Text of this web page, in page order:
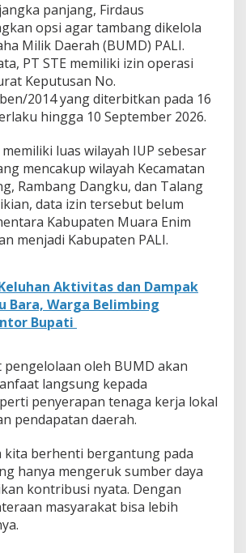
panjang, Firdaus
opsi agar tambang dikelola
Milik Daerah (BUMD) PALI.
PT STE memiliki izin operasi
Keputusan No.
2014 yang diterbitkan pada 16
hingga 10 September 2026.
luas wilayah IUP sebesar
mencakup wilayah Kecamatan
Rambang Dangku, dan Talang
data izin tersebut belum
Kabupaten Muara Enim
menjadi Kabupaten PALI.
Aktivitas dan Dampak
Bara, Warga Belimbing
Bupati
oleh BUMD akan
langsung kepada
penyerapan tenaga kerja lokal
pendapatan daerah.
kita berhenti bergantung pada
hanya mengeruk sumber daya
kontribusi nyata. Dengan
masyarakat bisa lebih